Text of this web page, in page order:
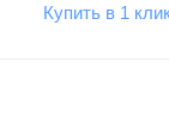
Купить в 1